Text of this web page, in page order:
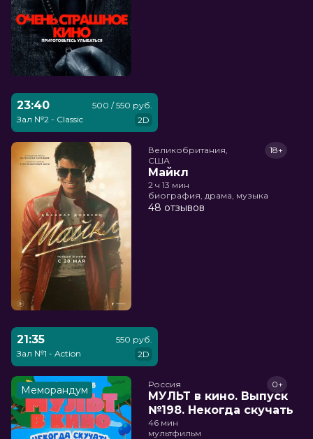
23:40
Зал №2 - Classic
500 / 550 руб.
2D
Великобритания,
США
Майкл
18+
2 ч 13 мин
биография, драма, музыка
48 отзывов
21:35
Зал №1 - Action
550 руб.
2D
Меморандум Россия
МУЛЬТ в кино. Выпуск
№198. Некогда скучать
0+
46 мин
мультфильм